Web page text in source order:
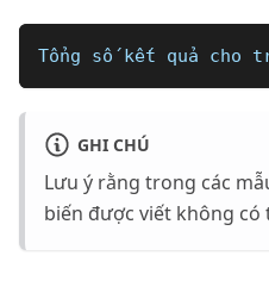
Tổng số kết quả cho
GHI CHÚ
Lưu ý rằng trong các
biến được viết không có